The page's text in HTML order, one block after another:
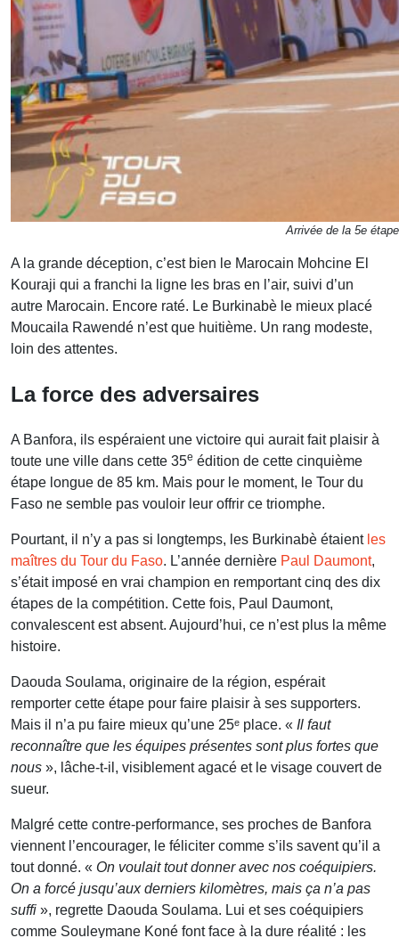
Arrivée de la 5e
A la grande déception, c’est bien le Marocain Mohcine El
Kouraji qui a franchi la ligne les bras en l’air, suivi d’un
autre Marocain. Encore raté. Le Burkinabè le mieux placé
Moucaila Rawendé n’est que huitième. Un rang modeste,
loin des attentes.
La force des adversaires
A Banfora, ils espéraient une victoire qui aurait fait plaisir à
toute une ville dans cette 35e édition de cette cinquième
étape longue de 85 km. Mais pour le moment, le Tour du
Faso ne semble pas vouloir leur offrir ce triomphe.
Pourtant, il n’y a pas si longtemps, les Burkinabè étaient les
maîtres du Tour du Faso. L’année dernière Paul Daumont,
s’était imposé en vrai champion en remportant cinq des dix
étapes de la compétition. Cette fois, Paul Daumont,
convalescent est absent. Aujourd’hui, ce n’est plus la même
histoire.
Daouda Soulama, originaire de la région, espérait
remporter cette étape pour faire plaisir à ses supporters.
Mais il n’a pu faire mieux qu’une 25ᵉ place. « Il faut
reconnaître que les équipes présentes sont plus fortes que
nous », lâche-t-il, visiblement agacé et le visage couvert de
sueur.
Malgré cette contre-performance, ses proches de Banfora
viennent l’encourager, le féliciter comme s’ils savent qu’il a
tout donné. « On voulait tout donner avec nos coéquipiers.
On a forcé jusqu’aux derniers kilomètres, mais ça n’a pas
suffi », regrette Daouda Soulama. Lui et ses coéquipiers
comme Souleymane Koné font face à la dure réalité : les